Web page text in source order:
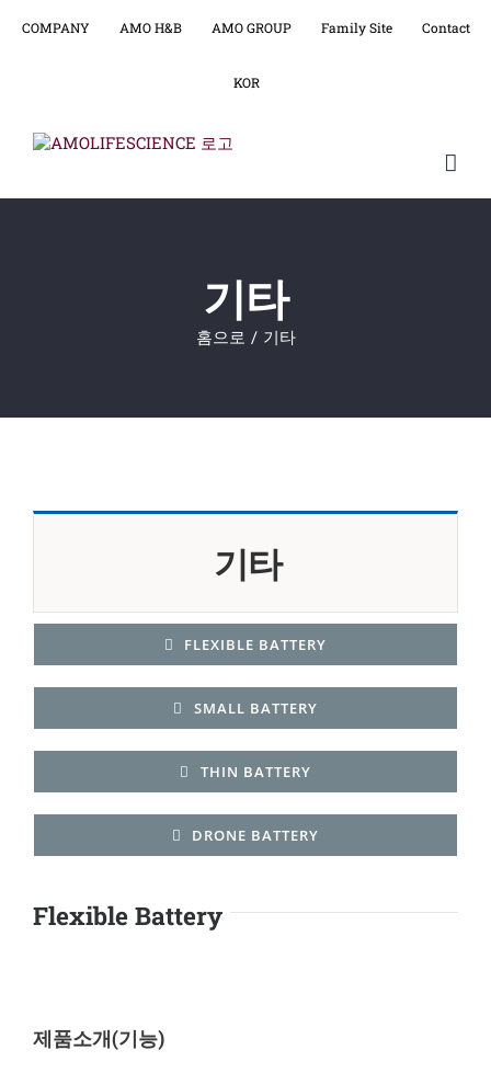
COMPANY AMO H&B AMO GROUP Family Site Contact
KOR
기타
홈으로 기타
기타
FLEXIBLE BATTERY
SMALL BATTERY
THIN BATTERY
DRONE BATTERY
Flexible Battery
제품소개(기능)